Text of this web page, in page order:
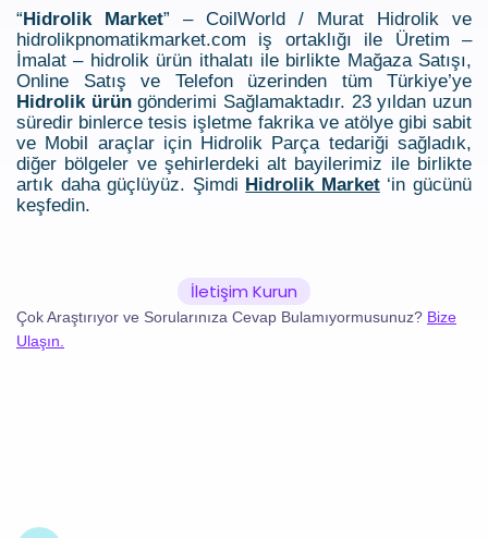
“ Hidrolik Market” – CoilWorld / Murat Hidrolik ve
hidrolikpnomatikmarket.com iş ortaklığı ile Üretim –
İmalat – hidrolik ürün ithalatı ile birlikte Mağaza Satışı,
Online Satış ve Telefon üzerinden tüm Türkiye’ye
Hidrolik ürüngönderimi Sağlamaktadır. 23 yıldan uzun
süredir binlerce tesis işletme fakrika ve atölye gibi sabit
ve Mobil araçlar için Hidrolik Parça tedariği sağladık,
diğer bölgeler ve şehirlerdeki alt bayilerimiz ile birlikte
artık daha güçlüyüz. Şimdi Hidrolik Market‘in gücünü
keşfedin.
İletişim Kurun
Çok Araştırıyor ve Sorularınıza Cevap Bulamıyormusunuz? Bize
Ulaşın.